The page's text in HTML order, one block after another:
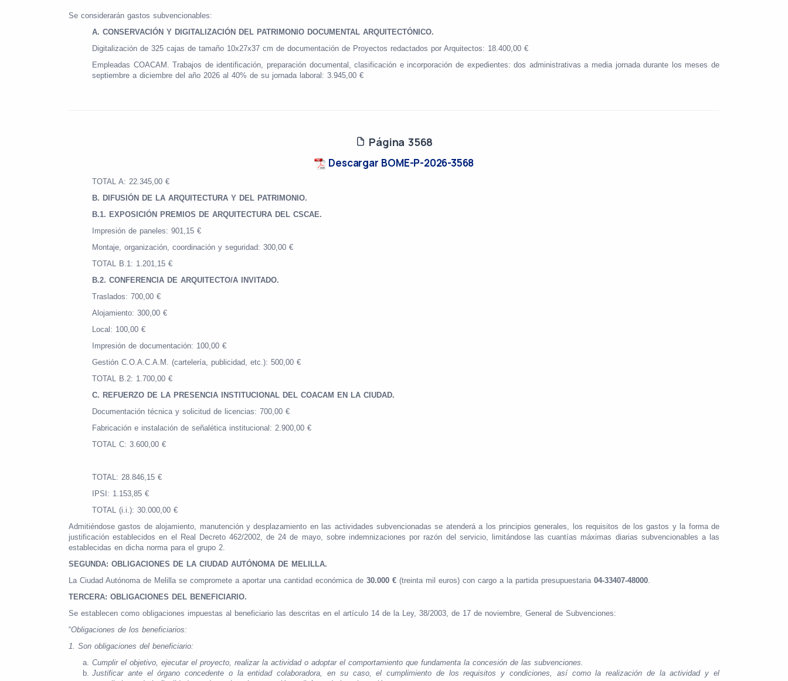
Se considerarán gastos subvencionables:
A. CONSERVACIÓN Y DIGITALIZACIÓN DEL PATRIMONIO DOCUMENTAL ARQUITECTÓNICO.
Digitalización de 325 cajas de tamaño 10x27x37 cm de documentación de Proyectos redactados por Arquitectos: 18.400,00 €
Empleadas COACAM. Trabajos de identificación, preparación documental, clasificación e incorporación de expedientes: dos administrativas a media jornada durante los meses de
septiembre a diciembre del año 2026 al 40% de su jornada laboral: 3.945,00 €
Página 3568
Descargar BOME-P-2026-3568
TOTAL A: 22.345,00 €
B. DIFUSIÓN DE LA ARQUITECTURA Y DEL PATRIMONIO.
B.1. EXPOSICIÓN PREMIOS DE ARQUITECTURA DEL CSCAE.
Impresión de paneles: 901,15 €
Montaje, organización, coordinación y seguridad: 300,00 €
TOTAL B.1: 1.201,15 €
B.2. CONFERENCIA DE ARQUITECTO/A INVITADO.
Traslados: 700,00 €
Alojamiento: 300,00 €
Local: 100,00 €
Impresión de documentación: 100,00 €
Gestión C.O.A.C.A.M. (cartelería, publicidad, etc.): 500,00 €
TOTAL B.2: 1.700,00 €
C. REFUERZO DE LA PRESENCIA INSTITUCIONAL DEL COACAM EN LA CIUDAD.
Documentación técnica y solicitud de licencias: 700,00 €
Fabricación e instalación de señalética institucional: 2.900,00 €
TOTAL C: 3.600,00 €
TOTAL: 28.846,15 €
IPSI: 1.153,85 €
TOTAL (i.i.): 30.000,00 €
Admitiéndose gastos de alojamiento, manutención y desplazamiento en las actividades subvencionadas se atenderá a los principios generales, los requisitos de los gastos y la forma de
justificación establecidos en el Real Decreto 462/2002, de 24 de mayo, sobre indemnizaciones por razón del servicio, limitándose las cuantías máximas diarias subvencionables a las
establecidas en dicha norma para el grupo 2.
SEGUNDA: OBLIGACIONES DE LA CIUDAD AUTÓNOMA DE MELILLA.
La Ciudad Autónoma de Melilla se compromete a aportar una cantidad económica de 30.000 € (treinta mil euros) con cargo a la partida presupuestaria 04-33407-48000
TERCERA: OBLIGACIONES DEL BENEFICIARIO.
Se establecen como obligaciones impuestas al beneficiario las descritas en el artículo 14 de la Ley, 38/2003, de 17 de noviembre, General de Subvenciones:
“Obligaciones de los beneficiarios:
1. Son obligaciones del beneficiario:
Cumplir el objetivo, ejecutar el proyecto, realizar la actividad o adoptar el comportamiento que fundamenta la concesión de las subvenciones.
Justificar ante el órgano concedente o la entidad colaboradora, en su caso, el cumplimiento de los requisitos y condiciones, así como la realización de la actividad y el